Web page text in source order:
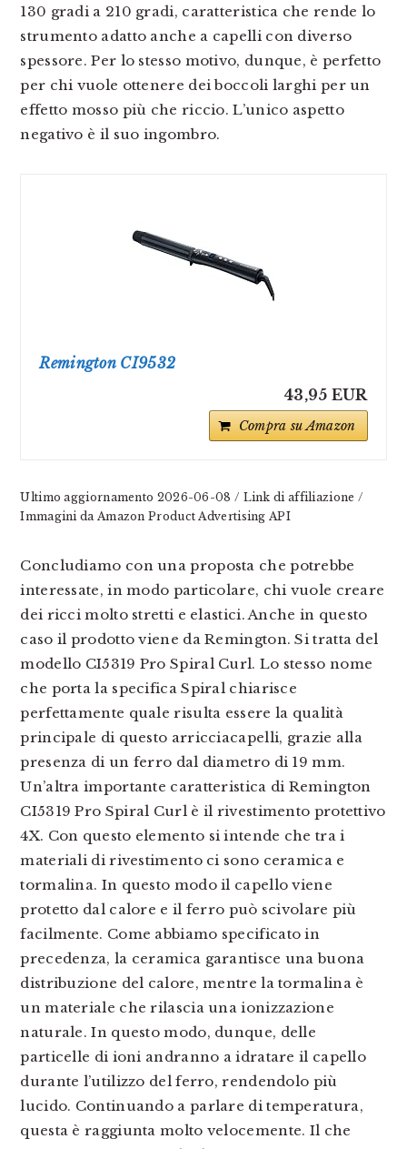
130 gradi a 210 gradi, caratteristica che rende lo
strumento adatto anche a capelli con diverso
spessore. Per lo stesso motivo, dunque, è perfetto
per chi vuole ottenere dei boccoli larghi per un
effetto mosso più che riccio. L’unico aspetto
negativo è il suo ingombro.
Remington CI9532
43,95 EUR
Compra su Amazon
Ultimo aggiornamento 2026-06-08 / Link di affiliazione /
Immagini da Amazon Product Advertising API
Concludiamo con una proposta che potrebbe
interessate, in modo particolare, chi vuole creare
dei ricci molto stretti e elastici. Anche in questo
caso il prodotto viene da Remington. Si tratta del
modello CI5319 Pro Spiral Curl. Lo stesso nome
che porta la specifica Spiral chiarisce
perfettamente quale risulta essere la qualità
principale di questo arricciacapelli, grazie alla
presenza di un ferro dal diametro di 19 mm.
Un’altra importante caratteristica di Remington
CI5319 Pro Spiral Curl è il rivestimento protettivo
4X. Con questo elemento si intende che tra i
materiali di rivestimento ci sono ceramica e
tormalina. In questo modo il capello viene
protetto dal calore e il ferro può scivolare più
facilmente. Come abbiamo specificato in
precedenza, la ceramica garantisce una buona
distribuzione del calore, mentre la tormalina è
un materiale che rilascia una ionizzazione
naturale. In questo modo, dunque, delle
particelle di ioni andranno a idratare il capello
durante l’utilizzo del ferro, rendendolo più
lucido. Continuando a parlare di temperatura,
questa è raggiunta molto velocemente. Il che